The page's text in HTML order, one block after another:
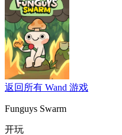
返回所有 Wand 游戏
Funguys Swarm
开玩